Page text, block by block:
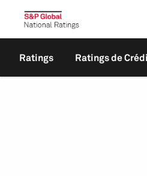
Ratings Ratings de